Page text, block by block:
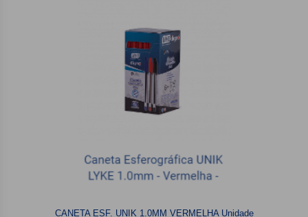
CANETA ESF. UNIK 1.0MM VERMELHA Unidade